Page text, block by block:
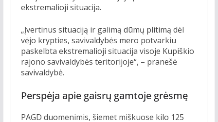
ekstremalioji situacija.
„Įvertinus situaciją ir galimą dūmų plitimą dėl
vėjo krypties, savivaldybės mero potvarkiu
paskelbta ekstremalioji situacija visoje Kupiškio
rajono savivaldybės teritorijoje“, – pranešė
savivaldybė.
Perspėja apie gaisrų gamtoje grėsmę
PAGD duomenimis, šiemet miškuose kilo 125